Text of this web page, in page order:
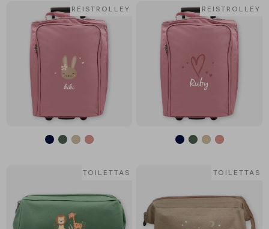
REISTROLLEY REISTROLLEY
TOILETTAS TOILETTAS